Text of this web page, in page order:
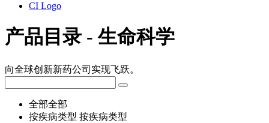
CI Logo
产品目录 - 生命科学
向全球创新新药公司实现飞跃。
全部全部
按疾病类型 按疾病类型